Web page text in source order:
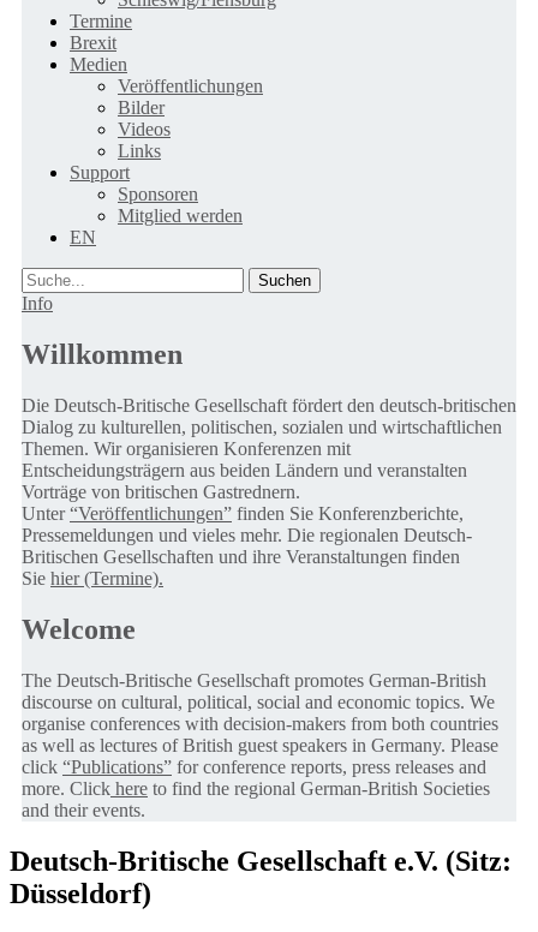
Termine
Brexit
Medien
Veröffentlichungen
Bilder
Videos
Links
Support
Sponsoren
Mitglied werden
EN
Suche
Info
Willkommen
Die Deutsch-Britische Gesellschaft fördert den deutsch-britischen
Dialog zu kulturellen, politischen, sozialen und wirtschaftlichen
Themen. Wir organisieren Konferenzen mit
Entscheidungsträgern aus beiden Ländern und veranstalten
Vorträge von britischen Gastrednern.
Unter“Veröffentlichungen” finden Sie Konferenzberichte,
Pressemeldungen und vieles mehr. Die regionalen Deutsch-
Britischen Gesellschaften und ihre Veranstaltungen finden
Sie hier (Termine).
Welcome
The Deutsch-Britische Gesellschaft promotes German-British
discourse on cultural, political, social and economic topics. We
organise conferences with decision-makers from both countries
as well as lectures of British guest speakers in Germany. Please
click “Publications” for conference reports, press releases and
more. Click here to find the regional German-British Societies
and their events.
Deutsch-Britische Gesellschaft e.V. (Sitz:
Düsseldorf)